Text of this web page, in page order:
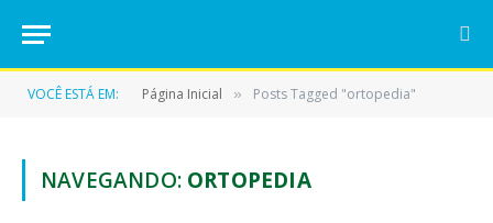
VOCÊ ESTÁ EM: Página Inicial » Posts Tagged "ortopedia"
NAVEGANDO: ORTOPEDIA